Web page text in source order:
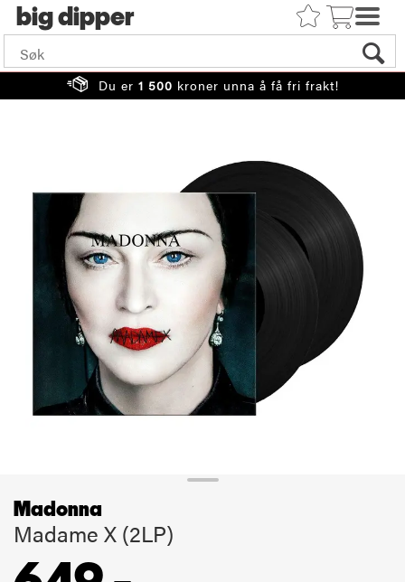
big
Du er 1 500 kroner unna å få fri frakt!
Madonna
Madame X (2LP)